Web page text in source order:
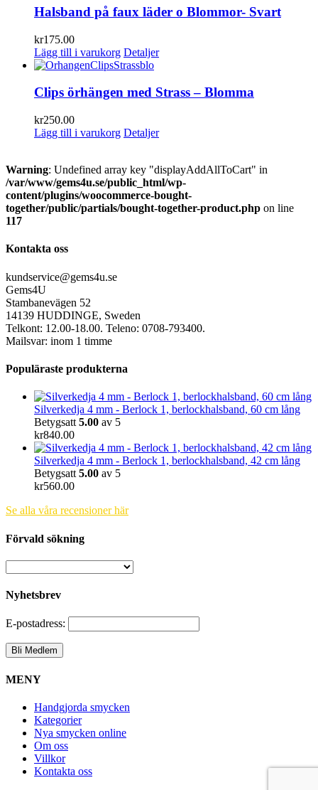
Halsband på faux läder o Blommor- Svart
kr175.00
Lägg till i varukorg Detaljer
Clips örhängen med Strass – Blomma
kr250.00
Lägg till i varukorg Detaljer
Warning: Undefined array key "displayAddAllToCart" in
/var/www/gems4u.se/public_html/wp-
content/plugins/woocommerce-bought-
together/public/partials/bought-together-product.php on line
117
Kontakta oss
kundservice@gems4u.se
Gems4U
Stambanevägen 52
14139 HUDDINGE, Sweden
Telkont: 12.00-18.00. Teleno: 0708-793400.
Mailsvar: inom 1 timme
Populäraste produkterna
Silverkedja 4 mm - Berlock 1, berlockhalsband, 60 cm lång
Betygsatt 5.00 av 5
kr840.00
Silverkedja 4 mm - Berlock 1, berlockhalsband, 42 cm lång
Betygsatt 5.00 av 5
kr560.00
Se alla våra recensioner här
Förvald sökning
Nyhetsbrev
E-postadress:
MENY
Handgjorda smycken
Kategorier
Nya smycken online
Om oss
Villkor
Kontakta oss